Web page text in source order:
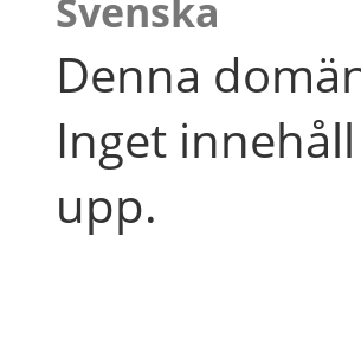
Svenska
Denna
Inget
upp.